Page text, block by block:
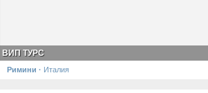
ВИП ТУРС
Римини · Италия